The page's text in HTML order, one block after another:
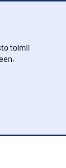
toimii